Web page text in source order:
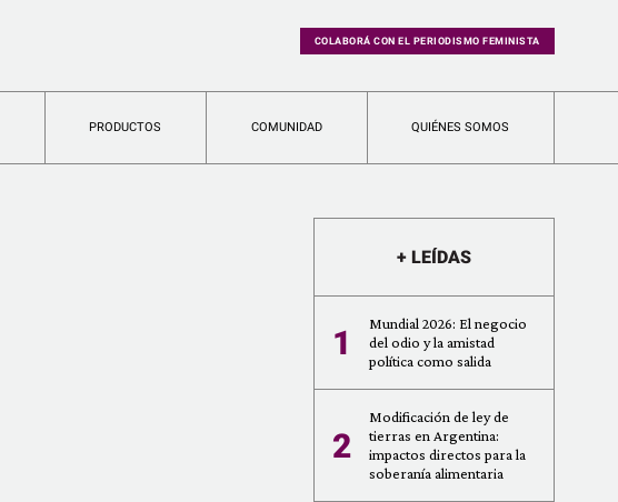
COLABORÁ CON EL PERIODISMO FEMINISTA
PRODUCTOS COMUNIDAD QUIÉNES SOMOS
+ LEÍDAS
1
Mundial 2026: El negocio
del odio y la amistad
política como salida
2
Modificación de ley de
tierras en Argentina:
impactos directos para la
soberanía alimentaria